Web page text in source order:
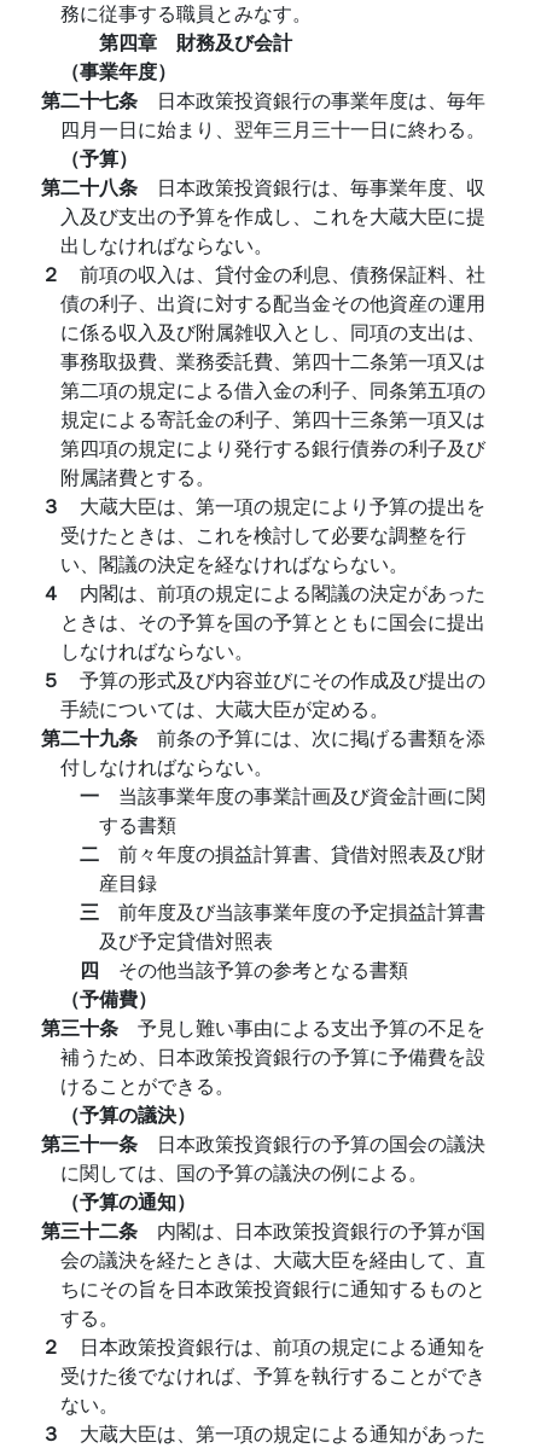
務に従事する職員とみなす。
第四章 財務及び会計
（事業年度）
第二十七条 日本政策投資銀行の事業年度は、毎年
四月一日に始まり、翌年三月三十一日に終わる。
（予算）
第二十八条 日本政策投資銀行は、毎事業年度、収
入及び支出の予算を作成し、これを大蔵大臣に提
出しなければならない。
２ 前項の収入は、貸付金の利息、債務保証料、社
債の利子、出資に対する配当金その他資産の運用
に係る収入及び附属雑収入とし、同項の支出は、
事務取扱費、業務委託費、第四十二条第一項又は
第二項の規定による借入金の利子、同条第五項の
規定による寄託金の利子、第四十三条第一項又は
第四項の規定により発行する銀行債券の利子及び
附属諸費とする。
３ 大蔵大臣は、第一項の規定により予算の提出を
受けたときは、これを検討して必要な調整を行
い、閣議の決定を経なければならない。
４ 内閣は、前項の規定による閣議の決定があった
ときは、その予算を国の予算とともに国会に提出
しなければならない。
５ 予算の形式及び内容並びにその作成及び提出の
手続については、大蔵大臣が定める。
第二十九条 前条の予算には、次に掲げる書類を添
付しなければならない。
一 当該事業年度の事業計画及び資金計画に関
する書類
二 前々年度の損益計算書、貸借対照表及び財
産目録
三 前年度及び当該事業年度の予定損益計算書
及び予定貸借対照表
四 その他当該予算の参考となる書類
（予備費）
第三十条 予見し難い事由による支出予算の不足を
補うため、日本政策投資銀行の予算に予備費を設
けることができる。
（予算の議決）
第三十一条 日本政策投資銀行の予算の国会の議決
に関しては、国の予算の議決の例による。
（予算の通知）
第三十二条 内閣は、日本政策投資銀行の予算が国
会の議決を経たときは、大蔵大臣を経由して、直
ちにその旨を日本政策投資銀行に通知するものと
する。
２ 日本政策投資銀行は、前項の規定による通知を
受けた後でなければ、予算を執行することができ
ない。
３ 大蔵大臣は、第一項の規定による通知があった